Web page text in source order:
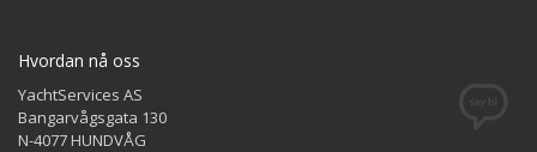
Hvordan nå oss
YachtServices AS
Bangarvågsgata 130
N-4077 HUNDVÅG